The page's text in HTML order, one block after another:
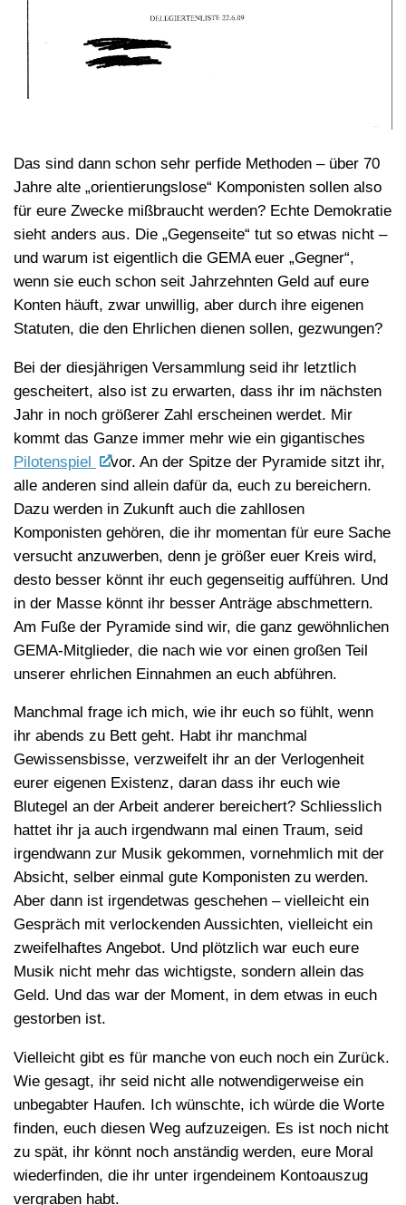
Das sind dann schon sehr perfide Methoden – über 70
Jahre alte „orientierungslose“ Komponisten sollen also
für eure Zwecke mißbraucht werden? Echte Demokratie
sieht anders aus. Die „Gegenseite“ tut so etwas nicht –
und warum ist eigentlich die GEMA euer „Gegner“,
wenn sie euch schon seit Jahrzehnten Geld auf eure
Konten häuft, zwar unwillig, aber durch ihre eigenen
Statuten, die den Ehrlichen dienen sollen, gezwungen?
Bei der diesjährigen Versammlung seid ihr letztlich
gescheitert, also ist zu erwarten, dass ihr im nächsten
Jahr in noch größerer Zahl erscheinen werdet. Mir
kommt das Ganze immer mehr wie ein gigantisches
Pilotenspiel
vor. An der Spitze der Pyramide sitzt ihr,
alle anderen sind allein dafür da, euch zu bereichern.
Dazu werden in Zukunft auch die zahllosen
Komponisten gehören, die ihr momentan für eure Sache
versucht anzuwerben, denn je größer euer Kreis wird,
desto besser könnt ihr euch gegenseitig aufführen. Und
in der Masse könnt ihr besser Anträge abschmettern.
Am Fuße der Pyramide sind wir, die ganz gewöhnlichen
GEMA-Mitglieder, die nach wie vor einen großen Teil
unserer ehrlichen Einnahmen an euch abführen.
Manchmal frage ich mich, wie ihr euch so fühlt, wenn
ihr abends zu Bett geht. Habt ihr manchmal
Gewissensbisse, verzweifelt ihr an der Verlogenheit
eurer eigenen Existenz, daran dass ihr euch wie
Blutegel an der Arbeit anderer bereichert? Schliesslich
hattet ihr ja auch irgendwann mal einen Traum, seid
irgendwann zur Musik gekommen, vornehmlich mit der
Absicht, selber einmal gute Komponisten zu werden.
Aber dann ist irgendetwas geschehen – vielleicht ein
Gespräch mit verlockenden Aussichten, vielleicht ein
zweifelhaftes Angebot. Und plötzlich war euch eure
Musik nicht mehr das wichtigste, sondern allein das
Geld. Und das war der Moment, in dem etwas in euch
gestorben ist.
Vielleicht gibt es für manche von euch noch ein Zurück.
Wie gesagt, ihr seid nicht alle notwendigerweise ein
unbegabter Haufen. Ich wünschte, ich würde die Worte
finden, euch diesen Weg aufzuzeigen. Es ist noch nicht
zu spät, ihr könnt noch anständig werden, eure Moral
wiederfinden, die ihr unter irgendeinem Kontoauszug
vergraben habt.